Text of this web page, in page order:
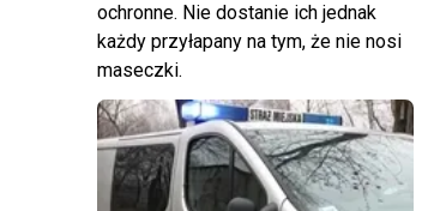
ochronne. Nie dostanie ich jednak
każdy przyłapany na tym, że nie nosi
maseczki.